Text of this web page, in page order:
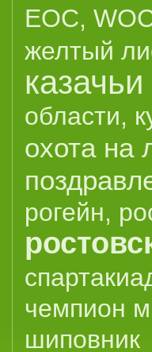
EOC,
желтый
области,
охота на
рогейн,
чемпион
шиповник